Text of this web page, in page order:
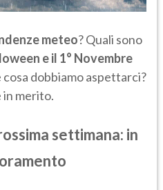
meteo? Quali sono
e il 1° Novembre
cosa dobbiamo aspettarci?
in merito.
settimana: in